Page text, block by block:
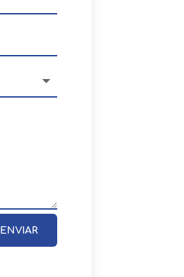
ENVIAR